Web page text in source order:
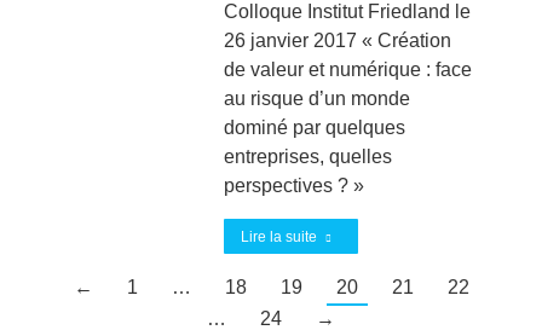
Colloque Institut Friedland le
26 janvier 2017 « Création
de valeur et numérique : face
au risque d’un monde
dominé par quelques
entreprises, quelles
perspectives ? »
Lire la suite
← 1 … 18 19 20 21
22
…
24 →